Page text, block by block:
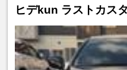
ヒデkun ラストカス